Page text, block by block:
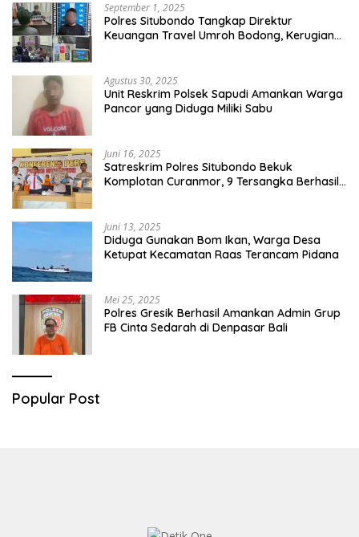
September 1, 2025
Polres Situbondo Tangkap Direktur
Keuangan Travel Umroh Bodong, Kerugian
Agustus 30, 2025
Unit Reskrim Polsek Sapudi Amankan Warga
Pancor yang Diduga Miliki Sabu
Juni 16, 2025
Satreskrim Polres Situbondo Bekuk
Komplotan Curanmor, 9 Tersangka Berhasil
Juni 13, 2025
Diduga Gunakan Bom Ikan, Warga Desa
Ketupat Kecamatan Raas Terancam Pidana
Mei 25, 2025
Polres Gresik Berhasil Amankan Admin Grup
FB Cinta Sedarah di Denpasar Bali
Popular Post